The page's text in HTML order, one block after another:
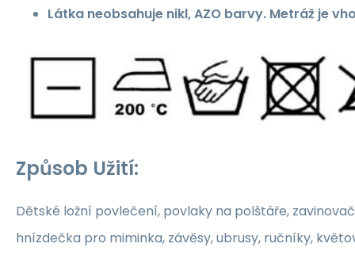
Látka neobsahuje nikl, AZO barvy. Metráž je
Způsob Užití:
Dětské ložní povlečení, povlaky na polštáře,
hnízdečka pro miminka, závěsy, ubrusy, ručníky,